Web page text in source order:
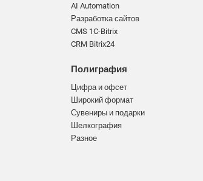
AI Automation
Разработка сайтов
CMS 1C-Bitrix
CRM Bitrix24
Полиграфия
Цифра и офсет
Широкий формат
Сувениры и подарки
Шелкография
Разное